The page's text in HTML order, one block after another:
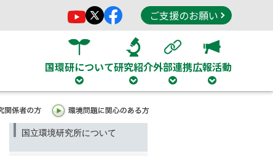
ご支援のお願い
国環研について研究紹介外部連携広報活動
国立環境研究所について